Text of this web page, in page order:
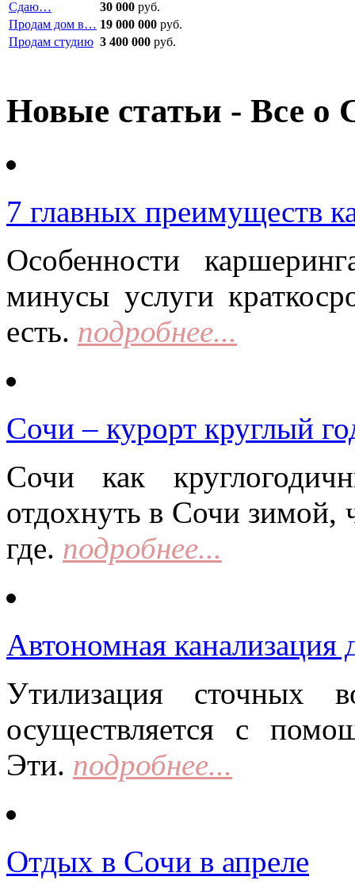
Сдаю… 30 000 руб.
Продам дом в… 19 000 000 руб.
Продам студию 3 400 000 руб.
Новые статьи - Все о
7 главных преимуществ
Особенности
минусы услуги
есть. подробнее...
Сочи – курорт круглый
Сочи как
отдохнуть в Сочи зимой,
где. подробнее...
Автономная канализация
Утилизация сточных
осуществляется с
Эти. подробнее...
Отдых в Сочи в апреле